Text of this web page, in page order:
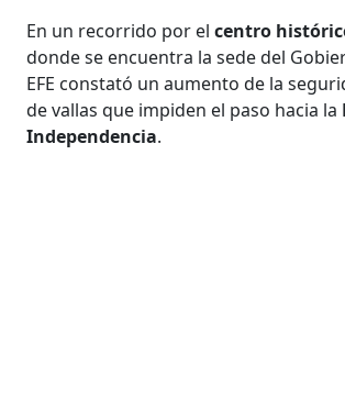
En un recorrido por elcentro
donde se encuentra la sede del
EFE constató un aumento de la
de vallas que impiden el paso hacia la
Independencia.